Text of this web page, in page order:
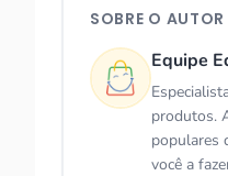
SOBRE O AUTOR
Equipe
produtos.
populares
você a